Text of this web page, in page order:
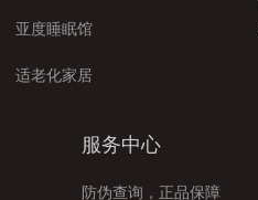
亚度睡眠馆
适老化家居
服务中心
防伪查询，正品保障